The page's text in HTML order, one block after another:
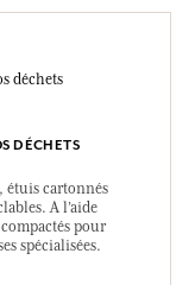
DÉCHETS
étuis cartonnés
A l’aide
compactés pour
spécialisées.